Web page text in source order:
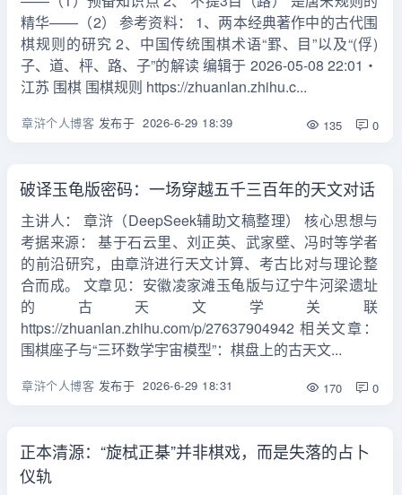
精华——（2） 参考资料： 1、两本经典著作中的古代围
棋规则的研究 2、中国传统围棋术语“罫、目”以及“(俘)
子、道、枰、路、子”的解读 编辑于 2026-05-08 22:01・
江苏 围棋 围棋规则 https://zhuanlan.zhihu.c...
章浒个人博客 发布于 2026-6-29 18:39 135 0
破译玉龟版密码：一场穿越五千三百年的天文对话
主讲人： 章浒（DeepSeek辅助文稿整理） 核心思想与
考据来源： 基于石云里、刘正英、武家壁、冯时等学者
的前沿研究，由章浒进行天文计算、考古比对与理论整
合而成。 文章见：安徽凌家滩玉龟版与辽宁牛河梁遗址
的古天文学关联
https://zhuanlan.zhihu.com/p/27637904942 相关文章：
围棋座子与“三环数学宇宙模型”：棋盘上的古天文...
章浒个人博客 发布于 2026-6-29 18:31 170 0
正本清源：“旋栻正棊”并非棋戏，而是失落的占卜
仪轨